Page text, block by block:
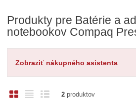
Produkty pre Batérie a
notebookov Compaq
Zobraziť nákupného asistenta
O
R
2produktov